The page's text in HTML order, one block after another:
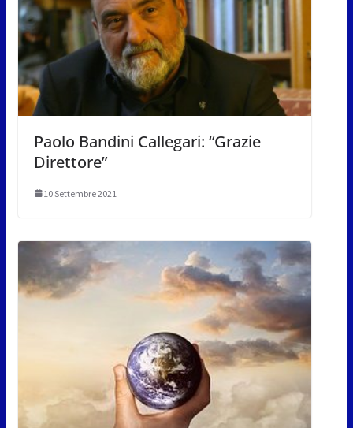
Paolo Bandini Callegari: “Grazie
Direttore”
10 Settembre 2021